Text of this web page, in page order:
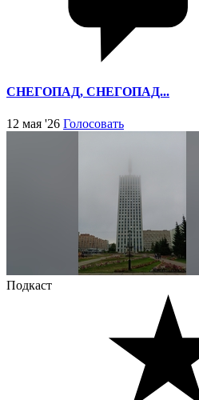
СНЕГОПАД, СНЕГОПАД...
12 мая '26 Голосовать
Подкаст